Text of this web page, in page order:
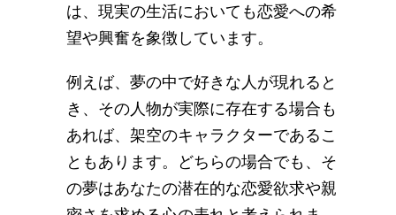
は、現実の生活においても恋愛への希
望や興奮を象徴しています。
例えば、夢の中で好きな人が現れると
き、その人物が実際に存在する場合も
あれば、架空のキャラクターであるこ
ともあります。どちらの場合でも、そ
の夢はあなたの潜在的な恋愛欲求や親